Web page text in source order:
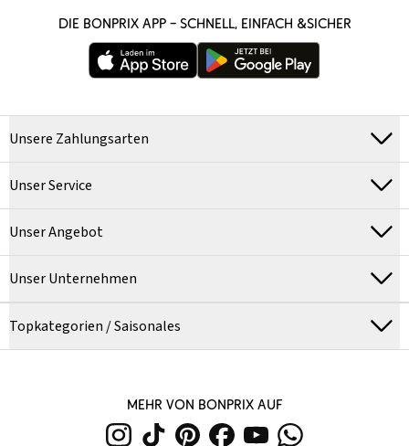
DIE BONPRIX APP – SCHNELL, EINFACH &SICHER
Unsere Zahlungsarten
Unser Service
Unser Angebot
Unser Unternehmen
Topkategorien / Saisonales
MEHR VON BONPRIX AUF